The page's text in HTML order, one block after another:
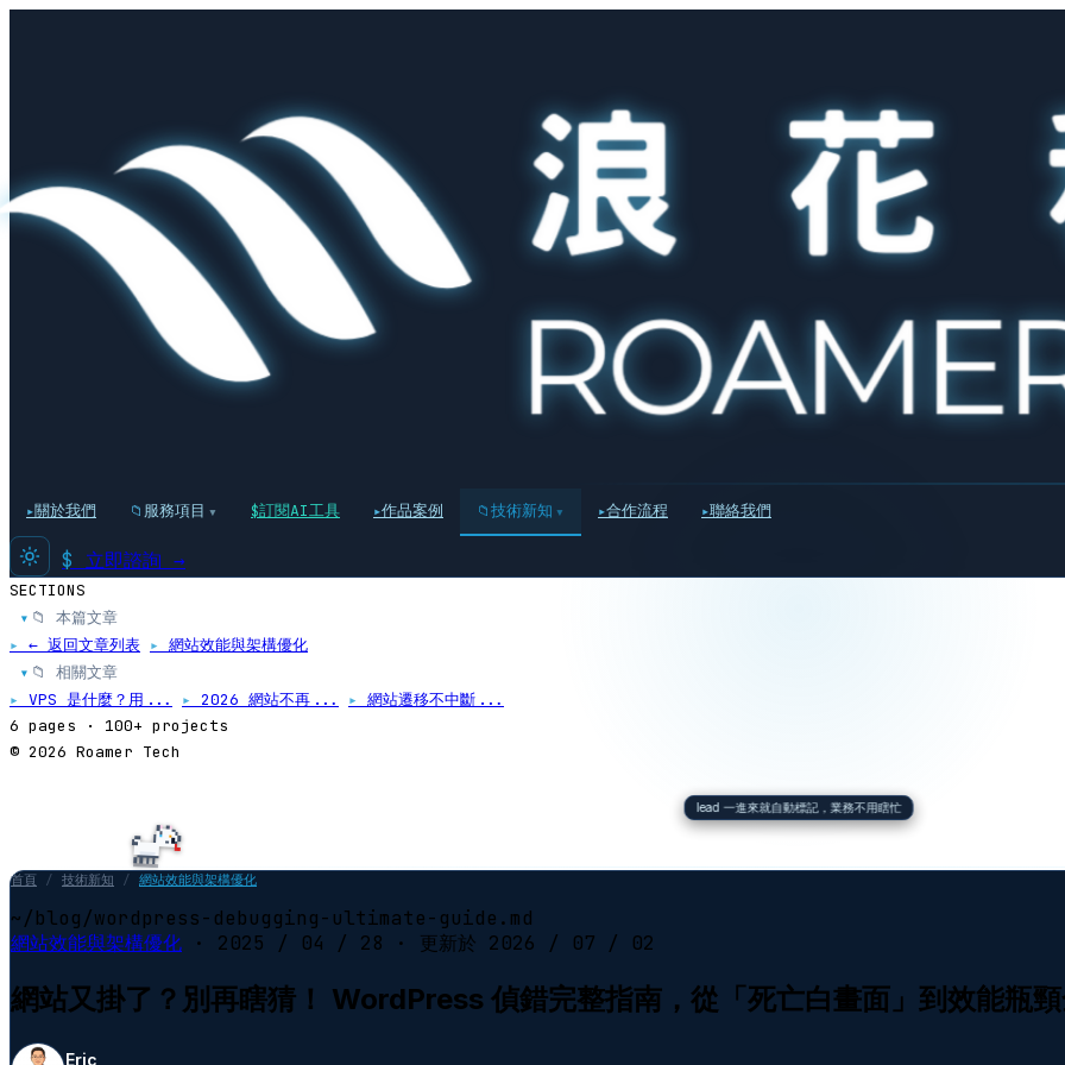
▸關於我們 📁 服務項目 ▾ $訂閱AI工具 ▸作品案例 📁技術新知 ▾ ▸合作流程 ▸聯絡我們
$ 立即諮詢 →
SECTIONS
▸📁 本篇文章
▸ ← 返回文章列表 ▸ 網站效能與架構優化
▸📁 相關文章
▸ VPS 是什麼？用... ▸ 2026 網站不再... ▸ 網站遷移不中斷...
6 pages · 100+ projects
© 2026 Roamer Tech
lead 一進來就自動標記，業務不用瞎忙
首頁 / 技術新知 / 網站效能與架構優化
~/blog/wordpress-debugging-ultimate-guide.md
網站效能與架構優化 · 2025 / 04 / 28 · 更新於 2026 / 07 / 02
網站又掛了？別再瞎猜！ WordPress 偵錯完整指南，從「死亡白畫面」到效能瓶頸
Eric